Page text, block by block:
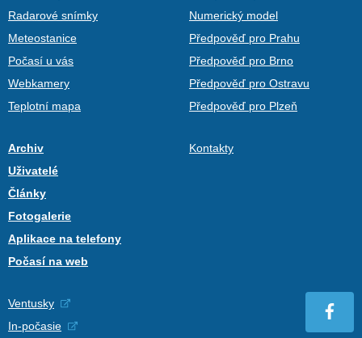
Radarové snímky
Meteostanice
Počasí u vás
Webkamery
Teplotní mapa
Numerický model
Předpověď pro Prahu
Předpověď pro Brno
Předpověď pro Ostravu
Předpověď pro Plzeň
Archiv
Uživatelé
Články
Fotogalerie
Aplikace na telefony
Počasí na web
Kontakty
Ventusky
In-počasie